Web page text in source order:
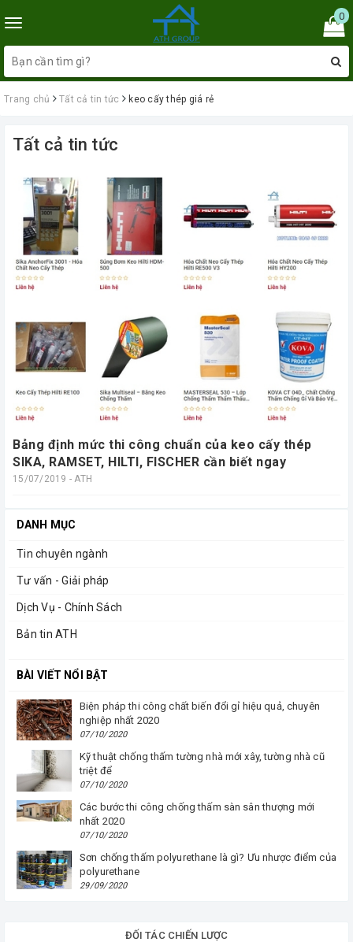
Toggle
navigation
0
Trang chủ Tất cả tin tức keo cấy thép giá rẻ
Tất cả tin tức
Bảng định mức thi công chuẩn của keo cấy thép
SIKA, RAMSET, HILTI, FISCHER cần biết ngay
15/07/2019 - ATH
DANH MỤC
Tin chuyên ngành
Tư vấn - Giải pháp
Dịch Vụ - Chính Sách
Bản tin ATH
BÀI VIẾT NỔI BẬT
Biện pháp thi công chất biến đổi gỉ hiệu quả, chuyên
nghiệp nhất 2020
07/10/2020
Kỹ thuật chống thấm tường nhà mới xây, tường nhà cũ
triệt để
07/10/2020
Các bước thi công chống thấm sàn sân thượng mới
nhất 2020
07/10/2020
Sơn chống thấm polyurethane là gì? Ưu nhược điểm của
polyurethane
29/09/2020
ĐỐI TÁC CHIẾN LƯỢC